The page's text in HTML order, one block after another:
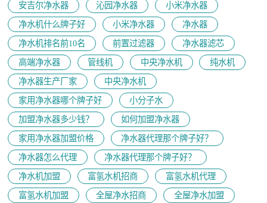
安吉尔净水器
沁园净水器
小米净水器
净水机什么牌子好
小米净水器
净水器
净水机排名前10名
前置过滤器
净水器滤芯
高端净水器
管线机 中央净水机
纯水机
净水器生产厂家
中央净水机
家用净水器哪个牌子好
小分子水
加盟净水器多少钱？
如何加盟净水器
家用净水器加盟价格
净水器代理那个牌子好？
净水器怎么代理
净水器代理那个牌子好？
净水机加盟
富氢水机招商
富氢水机代理
富氢水机加盟
全屋净水招商
全屋净水加盟